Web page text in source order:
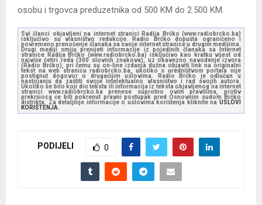
osobu i trgovca preduzetnika od 500 KM do 2.500 KM.
Svi članci objavljeni na internet stranici Radija Brčko (www.radiobrcko.ba)
isključivo su vlasništvo redakcije. Radio Brčko dopušta ograničeno i
povremeno prenošenje članaka sa svoje internet stranice u drugim medijima.
Drugi mediji smiju prenijeti informacije iz pojedinih članaka sa Internet
stranice Radija Brčko (www.radiobrcko.ba) isključivo kao kratku vijest od
najviše četiri reda (300 slovnih znakova), uz obavezno navođenje izvora
(Radio Brčko), pri čemu su on-line izdanja dužna objaviti link na originalni
tekst na web stranicu radiobrcko.ba, ukoliko s uredništvom portala nije
postignut dogovor o drugačijim uslovima. Radio Brčko je odlučan u
nastojanju da zaštiti svoje intelektualno vlasništvo i rad svojih autora.
Ukoliko se bilo koji dio teksta ili informacija iz teksta objavljenog na internet
stranici www.radiobrcko.ba prenese suprotno ovim pravilima, protiv
prekršioca će biti pokrenut pravni postupak pred Osnovnim sudom Brčko
distrikta. Za detaljnije informacije o uslovima korištenja kliknite na USLOVI
KORIŠTENJA.
PODIJELI 0